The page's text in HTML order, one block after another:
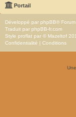
Portail
Développé par phpBB®
Traduit par phpBB-fr.com
Style proflat par © Mazeltof
Confidentialité | Conditions